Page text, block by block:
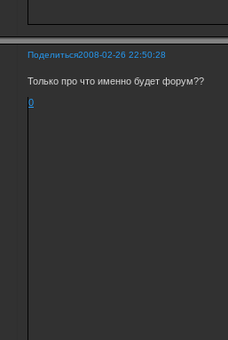
Поделиться2008-02-26 22:50:28
Только про что именно будет форум??
0